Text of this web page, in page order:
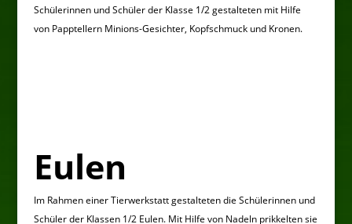
Schülerinnen und Schüler der Klasse 1/2 gestalteten mit Hilfe
von Papptellern Minions-Gesichter, Kopfschmuck und Kronen.
Eulen
Im Rahmen einer Tierwerkstatt gestalteten die Schülerinnen und
Schüler der Klassen 1/2 Eulen. Mit Hilfe von Nadeln prikkelten sie